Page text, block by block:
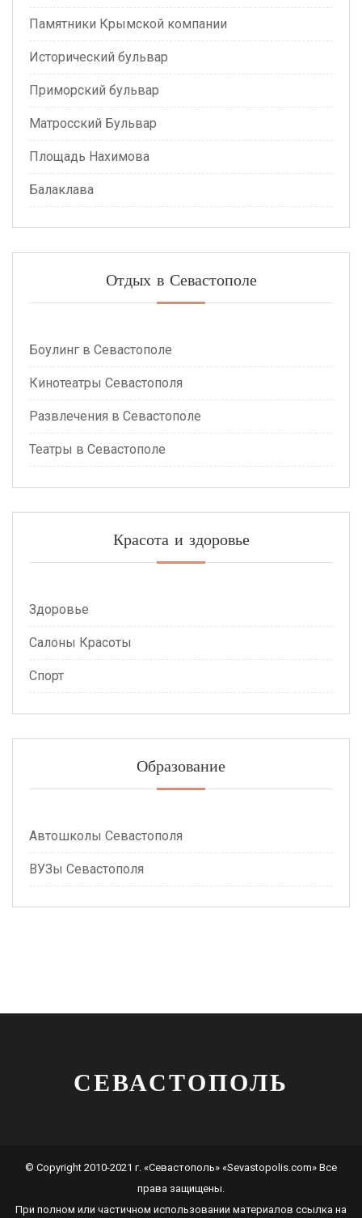
Памятники Крымской компании
Исторический бульвар
Приморский бульвар
Матросский Бульвар
Площадь Нахимова
Балаклава
Отдых в Севастополе
Боулинг в Севастополе
Кинотеатры Севастополя
Развлечения в Севастополе
Театры в Севастополе
Красота и здоровье
Здоровье
Салоны Красоты
Спорт
Образование
Автошколы Севастополя
ВУЗы Севастополя
СЕВАСТОПОЛЬ
© Copyright 2010-2021 г. «Севастополь» «Sevastopolis.com» Все
права защищены.
При полном или частичном использовании материалов ссылка на